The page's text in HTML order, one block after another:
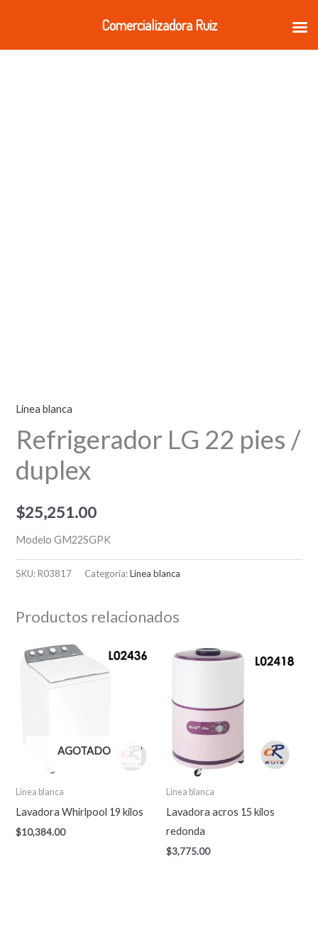
contenido
Linea blanca
Refrigerador LG 22 pies /
duplex
$25,251.00
Modelo GM22SGPK
SKU:R03817 Categoría:Linea blanca
Productos relacionados
AGOTADO
Linea blanca
Lavadora Whirlpool 19 kilos
$10,384.00
Linea blanca
Lavadora acros 15 kilos
redonda
$3,775.00
Comercializadora Ruiz